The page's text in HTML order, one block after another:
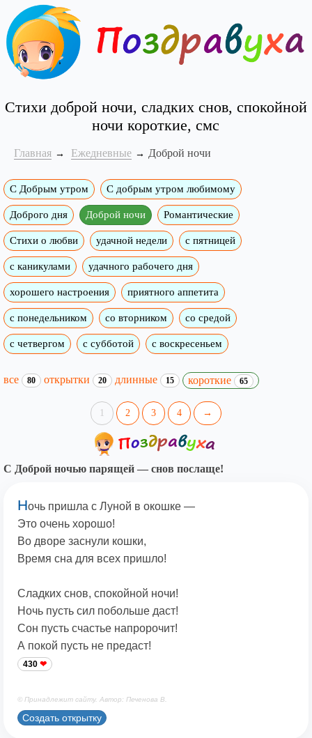
Стихи доброй ночи, сладких снов, спокойной
ночи короткие, смс
Главная Ежедневные Доброй ночи
С Добрым утром C добрым утром любимому
Доброго дня Доброй ночи Романтические
Стихи о любви удачной недели c пятницей
с каникулами удачного рабочего дня
хорошего настроения приятного аппетита
с понедельником со вторником со средой
с четвергом с субботой с воскресеньем
все 80 открытки 20 длинные 15 короткие 65
1 2 3 4 →
С Доброй ночью парящей — снов послаще!
Ночь пришла с Луной в окошке —
Это очень хорошо!
Во дворе заснули кошки,
Время сна для всех пришло!
Сладких снов, спокойной ночи!
Ночь пусть сил побольше даст!
Сон пусть счастье напророчит!
А покой пусть не предаст!
430
© Принадлежит сайту. Автор: Печенова В.
Создать открытку